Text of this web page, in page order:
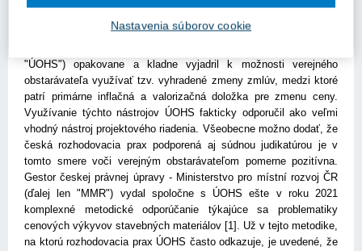
V rámci rozhodovacej praxe pri dozore nad zadávaním zákaziek
"ÚOHS") opakovane a kladne vyjadril k možnosti verejného
obstarávateľa využívať tzv. vyhradené zmeny zmlúv, medzi ktoré
patrí primárne inflačná a valorizačná doložka pre zmenu ceny.
Využívanie týchto nástrojov ÚOHS fakticky odporučil ako veľmi
vhodný nástroj projektového riadenia. Všeobecne možno dodať, že
česká rozhodovacia prax podporená aj súdnou judikatúrou je v
tomto smere voči verejným obstarávateľom pomerne pozitívna.
Gestor českej právnej úpravy - Ministerstvo pro místní rozvoj ČR
(ďalej len "MMR") vydal spoločne s ÚOHS ešte v roku 2021
komplexné metodické odporúčanie týkajúce sa problematiky
cenových výkyvov stavebných materiálov [1]. Už v tejto metodike,
na ktorú rozhodovacia prax ÚOHS často odkazuje, je uvedené, že
Nastavenia súborov cookie